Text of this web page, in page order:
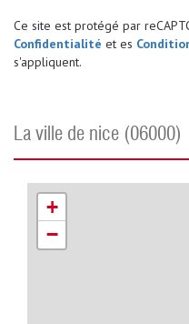
Ce site est protégé par
Confidentialité et es
s'appliquent.
la ville de nice (06000)
+
−